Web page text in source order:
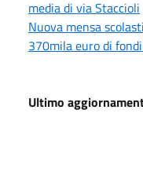
media di via Staccioli
Nuova mensa
370mila euro di
Ultimo